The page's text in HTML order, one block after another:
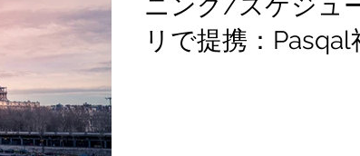
QCAI 量子業界ニュース
リで提携：